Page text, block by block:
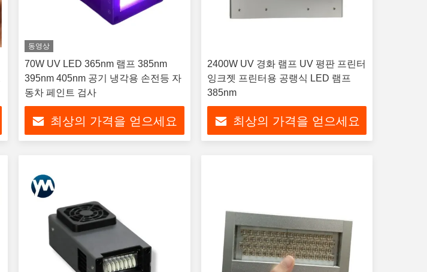
동영상
70W UV LED 365nm 램프 385nm
395nm 405nm 공기 냉각용 손전등 자
동차 페인트 검사
최상의 가격을 얻으세요
2400W UV 경화 램프 UV 평판 프린터
잉크젯 프린터용 공랭식 LED 램프
385nm
최상의 가격을 얻으세요